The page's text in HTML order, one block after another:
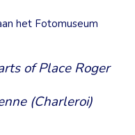
het Fotomuseum
of Place Roger
(Charleroi)